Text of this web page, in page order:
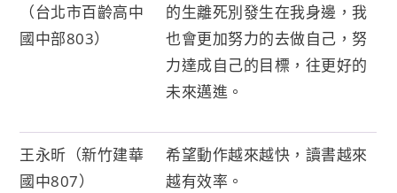
（台北市百齡高中
國中部803）
的生離死別發生在我身邊，我
也會更加努力的去做自己，努
力達成自己的目標，往更好的
未來邁進。
王永昕（新竹建華
國中807）
希望動作越來越快，讀書越來
越有效率。